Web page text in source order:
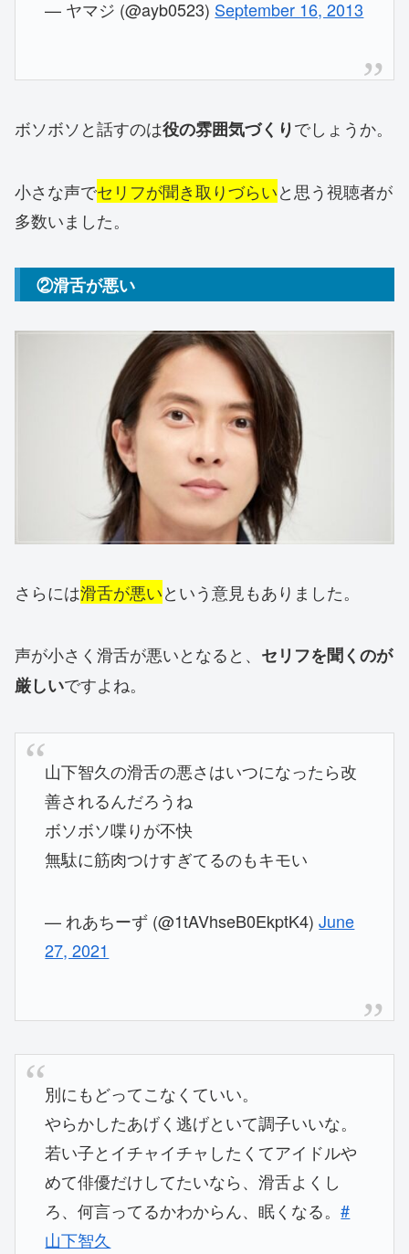
— ヤマジ (@ayb0523) September 16, 2013
ボソボソと話すのは役の雰囲気づくりでしょうか。
小さな声でセリフが聞き取りづらいと思う視聴者が
多数いました。
②滑舌が悪い
さらには滑舌が悪いという意見もありました。
声が小さく滑舌が悪いとなると、 セリフを聞くのが
厳しいですよね。
山下智久の滑舌の悪さはいつになったら改
善されるんだろうね
ボソボソ喋りが不快
無駄に筋肉つけすぎてるのもキモい
— れあちーず (@1tAVhseB0EkptK4)June
27, 2021
別にもどってこなくていい。
やらかしたあげく逃げといて調子いいな。
若い子とイチャイチャしたくてアイドルや
めて俳優だけしてたいなら、滑舌よくし
ろ、何言ってるかわからん、眠くなる。#
山下智久